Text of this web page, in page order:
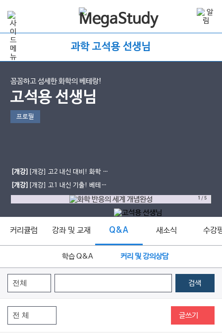
과학 고석용 선생님
꼼꼼하고 섬세한 화학의 베테랑!
고석용 선생님
프로필
[개강] [개강] 고2 내신 대비! 화학 반
응의 세계 베테랑의 개념완성 (진로선
택)
[개강] [개강] 고1 내신 기출! 베테랑
의 완자 기출PICK 통합과학2(문제풀
1 /5
커리큘럼 강좌 및 교재 Q&A 새소식 수강
학습 Q&A 커리 및 강의상담
검색
글쓰기